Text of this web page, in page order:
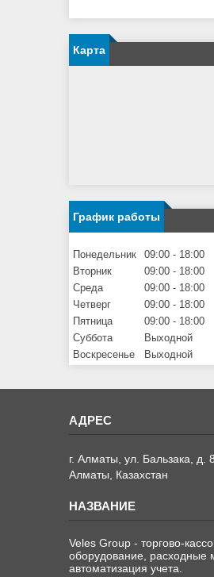
Карта
График работы
Понедельник 09:00 18:00
Вторник
09:00 18:00
Среда
09:00 18:00
Четверг
09:00 18:00
Пятница
09:00 18:00
Суббота
Выходной
Воскресенье
Выходной
г. Алматы, ул. Бальзака, д.
Алматы, Казахстан
Veles Group - торгово-
оборудование, расходные
автоматизация учета.